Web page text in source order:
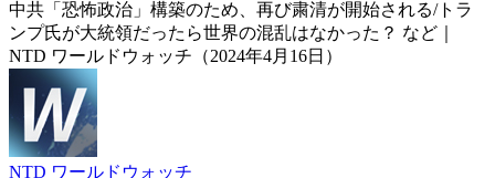
中共「恐怖政治」構築のため、再び粛清が開始される/トラ
ンプ氏が大統領だったら世界の混乱はなかった？ など｜
NTD ワールドウォッチ（2024年4月16日）
NTD ワールドウォッチ